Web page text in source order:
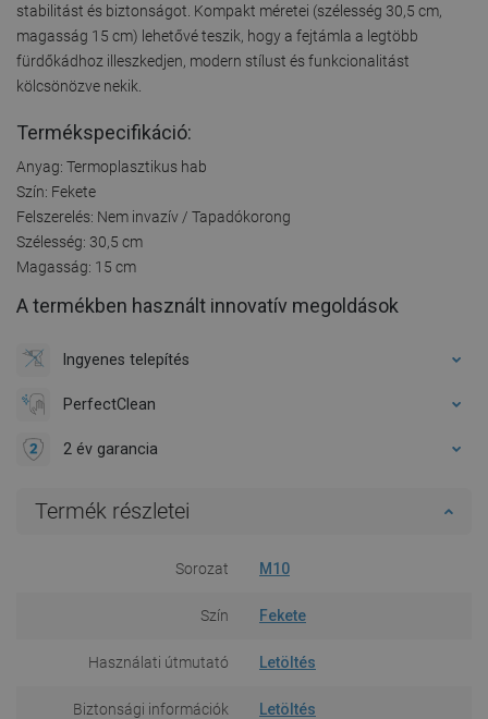
stabilitást és biztonságot. Kompakt méretei (szélesség 30,5 cm,
magasság 15 cm) lehetővé teszik, hogy a fejtámla a legtöbb
fürdőkádhoz illeszkedjen, modern stílust és funkcionalitást
kölcsönözve nekik.
Termékspecifikáció:
Anyag: Termoplasztikus hab
Szín: Fekete
Felszerelés: Nem invazív / Tapadókorong
Szélesség: 30,5 cm
Magasság: 15 cm
A termékben használt innovatív megoldások
Ingyenes telepítés
PerfectClean
2 év garancia
Termék részletei
Sorozat M10
Szín Fekete
Használati útmutató Letöltés
Biztonsági információk Letöltés